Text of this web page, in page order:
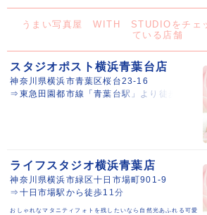
うまい写真屋 WITH STUDIOをチェ
ている店舗
スタジオポスト横浜青葉台店
神奈川県横浜市青葉区桜台23-16
⇒東急田園都市線「青葉台駅」より徒歩15分
ライフスタジオ横浜青葉店
神奈川県横浜市緑区十日市場町901-9
⇒十日市場駅から徒歩11分
おしゃれなマタニティフォトを残したいなら自然光あふれる可愛